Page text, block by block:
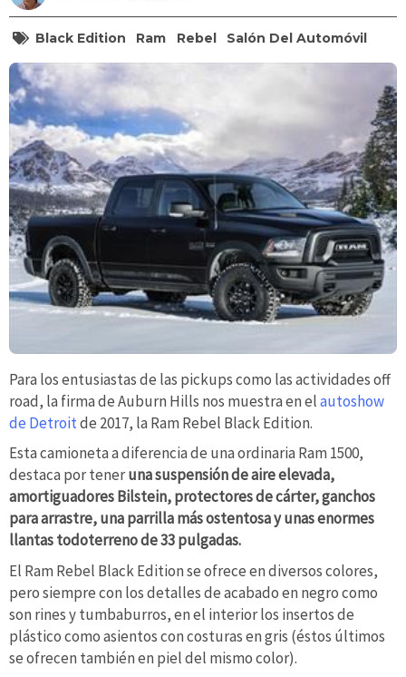
Black Edition Ram Rebel Salón Del Automóvil
Para los entusiastas de las pickups como las actividades off
road, la firma de Auburn Hills nos muestra en elautoshow
de Detroitde 2017, la Ram Rebel Black Edition.
Esta camioneta a diferencia de una ordinaria Ram 1500,
destaca por teneruna suspensión de aire elevada,
amortiguadores Bilstein, protectores de cárter, ganchos
para arrastre, una parrilla más ostentosa y unas enormes
llantas todoterreno de 33 pulgadas.
El Ram Rebel Black Edition se ofrece en diversos colores,
pero siempre con los detalles de acabado en negro como
son rines y tumbaburros, en el interior los insertos de
plástico como asientos con costuras en gris (éstos últimos
se ofrecen también en piel del mismo color).